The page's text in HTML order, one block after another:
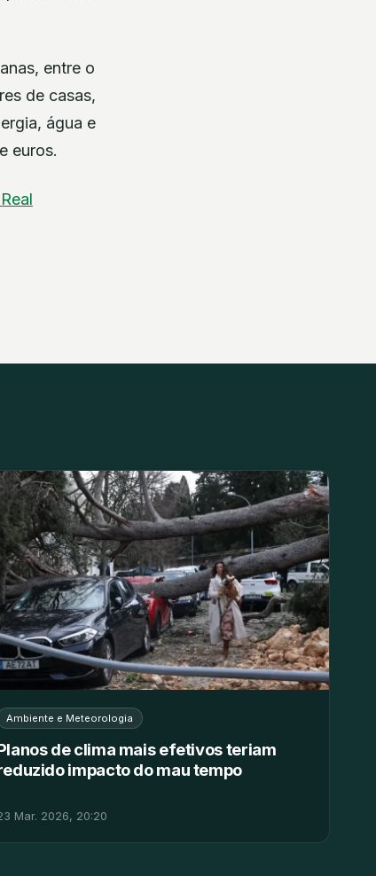
entre o
de casas,
água e
euros.
Ambiente e Meteorologia
de clima mais efetivos teriam
impacto do mau tempo
Mar. 2026, 20:20